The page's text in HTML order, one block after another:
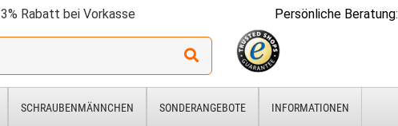
3% Rabatt bei Vorkasse Persönliche Beratung:
SCHRAUBENMÄNNCHEN SONDERANGEBOTE INFORMATIONEN